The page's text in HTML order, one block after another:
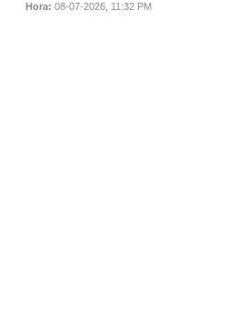
Hora: 08-07-2026, 11:32 PM